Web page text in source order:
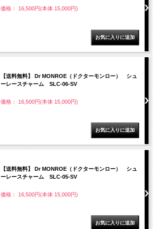
価格： 16,500円(本体 15,000円)
【送料無料】 Dr MONROE（ドクターモンロー） シュ
ーレースチャーム SLC-06-SV
価格： 16,500円(本体 15,000円)
【送料無料】 Dr MONROE（ドクターモンロー） シュ
ーレースチャーム SLC-05-SV
価格： 16,500円(本体 15,000円)